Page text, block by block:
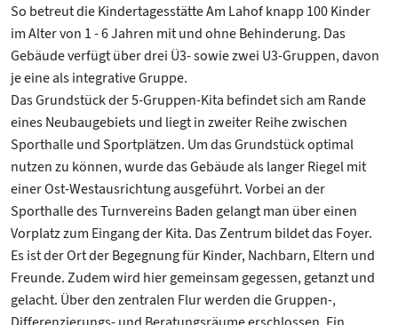
So betreut die Kindertagesstätte Am Lahof knapp 100 Kinder
im Alter von 1 - 6 Jahren mit und ohne Behinderung. Das
Gebäude verfügt über drei Ü3- sowie zwei U3-Gruppen, davon
je eine als integrative Gruppe.
Das Grundstück der 5-Gruppen-Kita befindet sich am Rande
eines Neubaugebiets und liegt in zweiter Reihe zwischen
Sporthalle und Sportplätzen. Um das Grundstück optimal
nutzen zu können, wurde das Gebäude als langer Riegel mit
einer Ost-Westausrichtung ausgeführt. Vorbei an der
Sporthalle des Turnvereins Baden gelangt man über einen
Vorplatz zum Eingang der Kita. Das Zentrum bildet das Foyer.
Es ist der Ort der Begegnung für Kinder, Nachbarn, Eltern und
Freunde. Zudem wird hier gemeinsam gegessen, getanzt und
gelacht. Über den zentralen Flur werden die Gruppen-,